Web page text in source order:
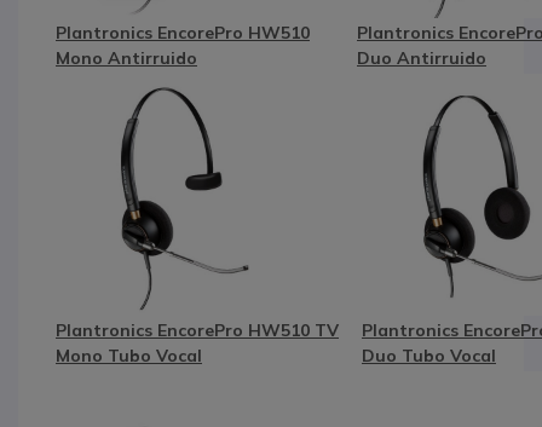
Plantronics EncorePro HW510
Mono Antirruido
Plantronics
Duo Antirruido
Plantronics EncorePro HW510 TV
Mono Tubo Vocal
Plantronics
Duo Tubo Vocal